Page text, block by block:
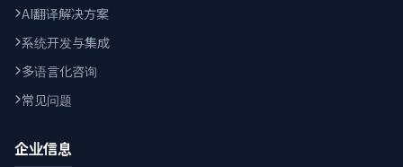
AI翻译解决方案
系统开发与集成
多语言化咨询
常见问题
企业信息